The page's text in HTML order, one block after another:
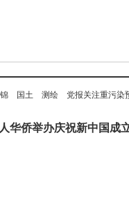
国土 测绘 党报关注重污染
华侨举办庆祝新中国成